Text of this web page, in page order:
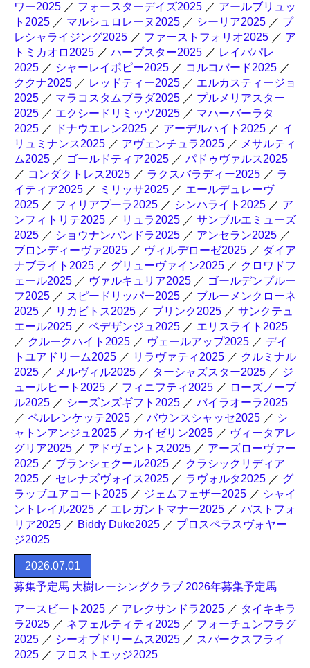
ワー2025 ／ フォースターデイズ2025 ／ アールブリュッ
ト2025 ／ マルシュロレーヌ2025 ／ シーリア2025 ／ プ
レシャライジング2025 ／ ファーストフォリオ2025 ／ ア
トミカオロ2025 ／ ハープスター2025 ／ レイパパレ
2025 ／ シャーレイポピー2025 ／ コルコバード2025 ／
ククナ2025 ／ レッドティー2025 ／ エルカスティージョ
2025 ／ マラコスタムブラダ2025 ／ プルメリアスター
2025 ／ エクシードリミッツ2025 ／ マハーバーラタ
2025 ／ ドナウエレン2025 ／ アーデルハイト2025 ／ イ
リュミナンス2025 ／ アヴェンチュラ2025 ／ メサルティ
ム2025 ／ ゴールドティア2025 ／ パドゥヴァルス2025
／ コンダクトレス2025 ／ ラクスバラディー2025 ／ ラ
イティア2025 ／ ミリッサ2025 ／ エールデュレーヴ
2025 ／ フィリアプーラ2025 ／ シンハライト2025 ／ ア
ンフィトリテ2025 ／ リュラ2025 ／ サンブルエミューズ
2025 ／ ショウナンパンドラ2025 ／ アンセラン2025 ／
ブロンディーヴァ2025 ／ ヴィルデローゼ2025 ／ ダイア
ナブライト2025 ／ グリューヴァイン2025 ／ クロワドフ
ェール2025 ／ ヴァルキュリア2025 ／ ゴールデンプルー
フ2025 ／ スピードリッパー2025 ／ ブルーメンクローネ
2025 ／ リカビトス2025 ／ ブリンク2025 ／ サンクテュ
エール2025 ／ ベデザンジュ2025 ／ エリスライト2025
／ クルークハイト2025 ／ ヴェールアップ2025 ／ デイ
トユアドリーム2025 ／ リラヴァティ2025 ／ クルミナル
2025 ／ メルヴィル2025 ／ ターシャズスター2025 ／ ジ
ュールヒート2025 ／ フィニフティ2025 ／ ローズノーブ
ル2025 ／ シーズンズギフト2025 ／ バイラオーラ2025
／ ペルレンケッテ2025 ／ バウンスシャッセ2025 ／ シ
ャトンアンジュ2025 ／ カイゼリン2025 ／ ヴィータアレ
グリア2025 ／ アドヴェントス2025 ／ アーズローヴァー
2025 ／ ブランシェクール2025 ／ クラシックリディア
2025 ／ セレナズヴォイス2025 ／ ラヴォルタ2025 ／ グ
ラッブユアコート2025 ／ ジェムフェザー2025 ／ シャイ
ントレイル2025 ／ エレガントマナー2025 ／ パストフォ
リア2025 ／ Biddy Duke2025 ／ プロスペラスヴォヤー
ジ2025
2026.07.01
募集予定馬 大樹レーシングクラブ 2026年募集予定馬
アースビート2025 ／ アレクサンドラ2025 ／ タイキキラ
ラ2025 ／ ネフェルティティ2025 ／ フォーチュンフラグ
2025 ／ シーオブドリームス2025 ／ スパークスフライ
2025 ／ フロストエッジ2025